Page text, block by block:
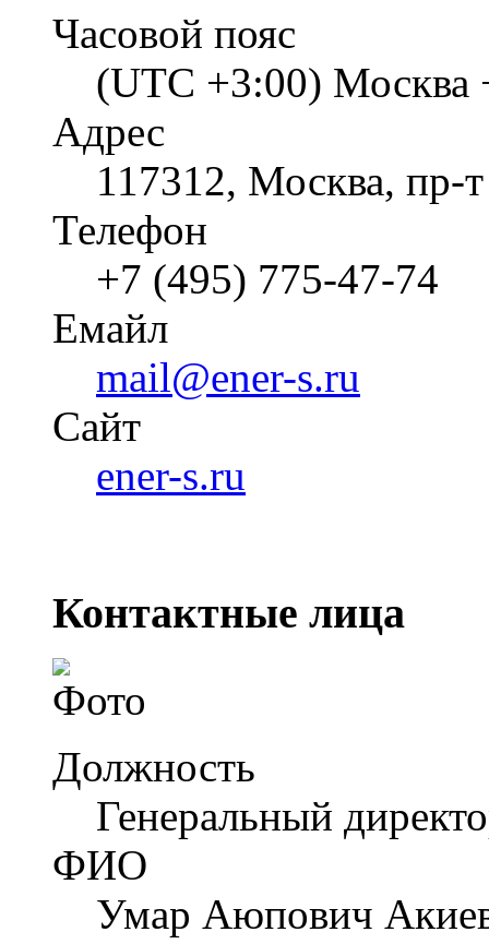
Часовой пояс
(UTC +3:00) Москва
Адрес
117312, Москва, пр-
Телефон
+7 (495) 775-47-74
Емайл
mail@ener-s.ru
Cайт
ener-s.ru
Контактные лица
Должность
Генеральный
ФИО
Умар Аюпович